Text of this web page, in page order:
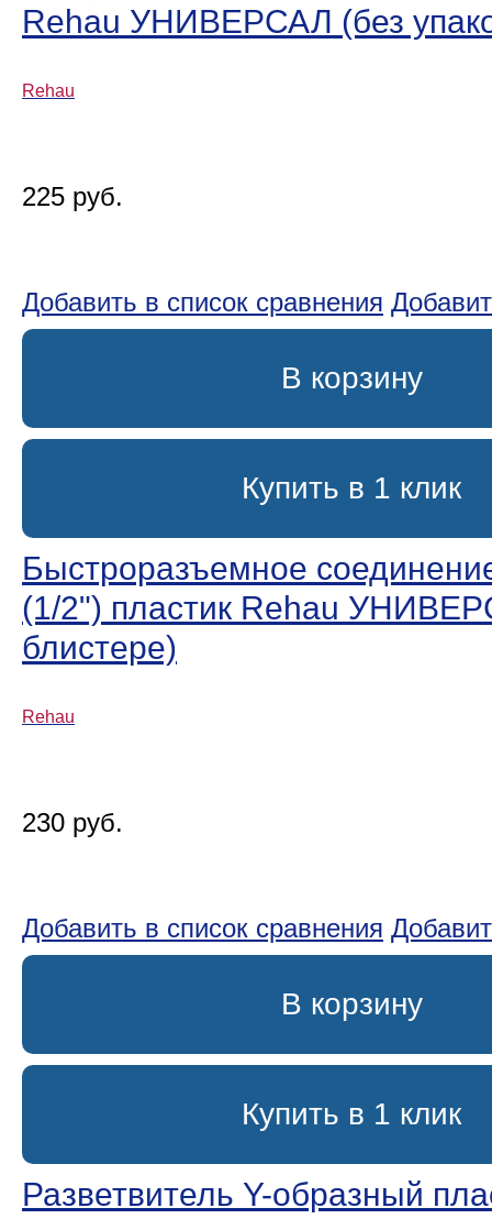
Rehau УНИВЕРСАЛ (без
Rehau
225 руб.
Добавить в список сравнения
В корзину
Купить в 1 клик
Быстроразъемное
(1/2ʺ) пластик Rehau
блистере)
Rehau
230 руб.
Добавить в список сравнения
В корзину
Купить в 1 клик
Разветвитель Y-образный